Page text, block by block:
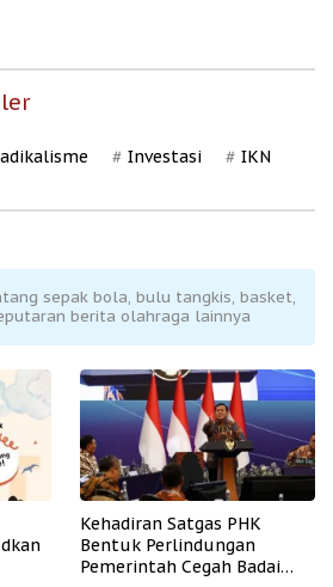
Investasi IKN
sepak bola, bulu tangkis, basket,
berita olahraga lainnya
Kehadiran Satgas PHK
Bentuk Perlindungan
Pemerintah Cegah Badai